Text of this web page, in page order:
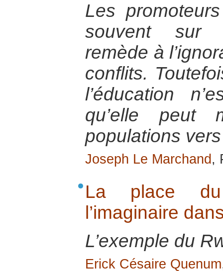
Les
souvent sur
remède à
conflits.
l’éducation
qu’elle peut
populations
Joseph Le Marchand ,
La place
l’imaginaire
L’exemple du
Erick Césaire Quenum